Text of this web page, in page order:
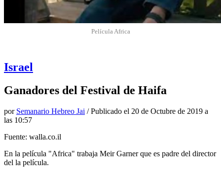
Película Africa
Israel
Ganadores del Festival de Haifa
por Semanario Hebreo Jai / Publicado el 20 de Octubre de 2019 a
las 10:57
Fuente: walla.co.il
En la película "Africa" trabaja Meir Garner que es padre del director
del la película.